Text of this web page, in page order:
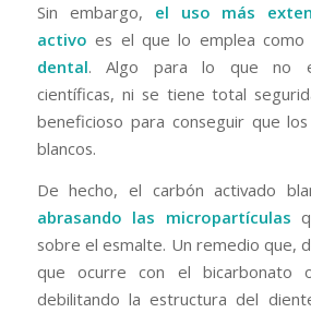
Sin embargo, el uso más
activo es el que lo emplea como
dental. Algo para lo que no
científicas, ni se tiene total
beneficioso para conseguir que
blancos.
De hecho, el carbón activado
abrasando las micropartículas
sobre el esmalte. Un remedio que,
que ocurre con el bicarbonato
debilitando la estructura del